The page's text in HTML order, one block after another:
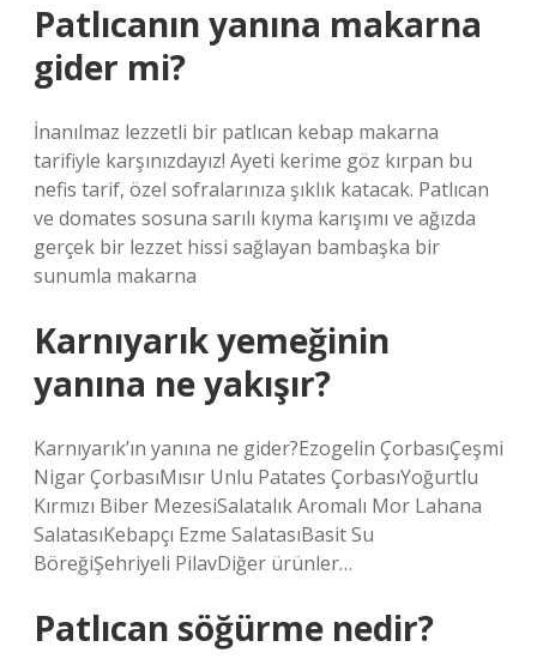
Patlıcanın yanına makarna
gider mi?
İnanılmaz lezzetli bir patlıcan kebap makarna
tarifiyle karşınızdayız! Ayeti kerime göz kırpan bu
nefis tarif, özel sofralarınıza şıklık katacak. Patlıcan
ve domates sosuna sarılı kıyma karışımı ve ağızda
gerçek bir lezzet hissi sağlayan bambaşka bir
sunumla makarna
Karnıyarık yemeğinin
yanına ne yakışır?
Karnıyarık’ın yanına ne gider?Ezogelin ÇorbasıÇeşmi
Nigar ÇorbasıMısır Unlu Patates ÇorbasıYoğurtlu
Kırmızı Biber MezesiSalatalık Aromalı Mor Lahana
SalatasıKebapçı Ezme SalatasıBasit Su
BöreğiŞehriyeli PilavDiğer ürünler…
Patlıcan söğürme nedir?